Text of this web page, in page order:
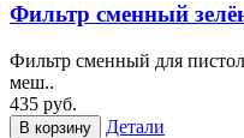
Фильтр сменный
Фильтр сменный для
меш..
435 руб.
В корзину Детали